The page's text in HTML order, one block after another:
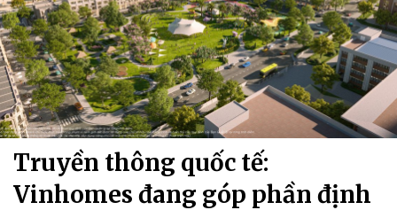
Truyền thông quốc tế:
Vinhomes đang góp phần định